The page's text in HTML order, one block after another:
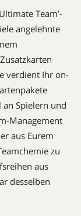
Team’-
angelehnte
verdient Ihr on-
Spielern und
Management
aus Eurem
zu
aus
des­selben